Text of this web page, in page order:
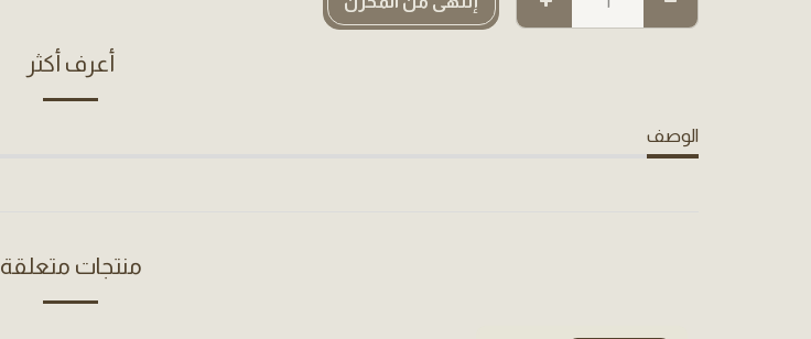
أعرف أكثر
الوصف
منتجات متعلقة